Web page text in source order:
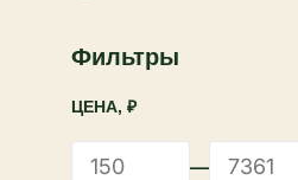
Фильтры
ЦЕНА, ₽
—